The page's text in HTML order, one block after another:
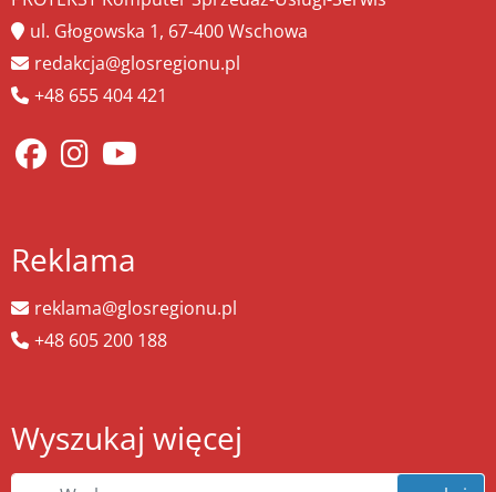
ul. Głogowska 1, 67-400 Wschowa
redakcja@glosregionu.pl
+48 655 404 421
Reklama
reklama@glosregionu.pl
+48 605 200 188
Wyszukaj więcej